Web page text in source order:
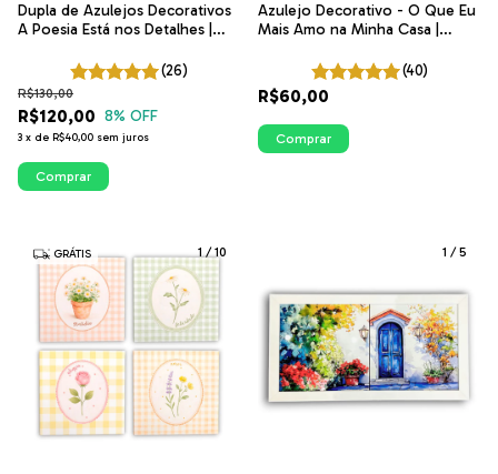
Dupla de Azulejos Decorativos
A Poesia Está nos Detalhes |
(26)
R$120,00
R$130,00
8% OFF
3 x de R$40,00 sem juros
Comprar
Azulejo Decorativo - O Que Eu
Mais Amo na Minha Casa |
(40)
R$60,00
Comprar
1/10
GRÁTIS 1 /5